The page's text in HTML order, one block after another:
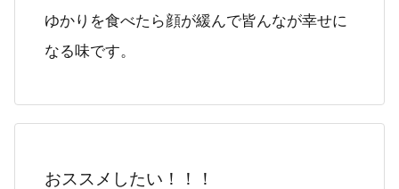
ゆかりを食べたら顔が緩んで皆んなが幸せに
なる味です。
おススメしたい！！！